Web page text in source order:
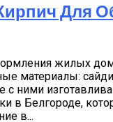
Для
жилых
материалы:
с ними
в Белгороде,
в...